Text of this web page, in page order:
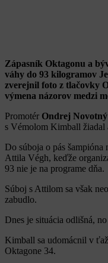
Zápasník Oktagonu a
váhy do 93 kilogramov
zverejnil foto z tlačovky
výmena názorov medzi
Promotér Ondrej Novotný
s Vémolom Kimball
Do súboja o pás
Attila Végh, keďže
93 nie je na programe dňa.
Súboj s Attilom sa však
zabudlo.
Dnes je situácia odlišná,
Kimball sa udomácnil v
Oktagone 34.